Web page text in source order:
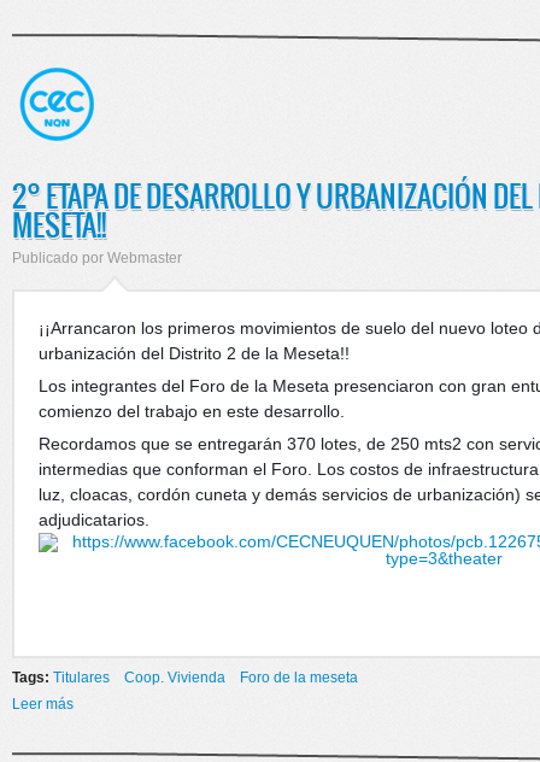
2° ETAPA DE DESARROLLO Y URBANIZACIÓN
MESETA!!
Publicado por Webmaster
¡¡Arrancaron los primeros movimientos de suelo del nuevo loteo
urbanización del Distrito 2 de la Meseta!!
Los integrantes del Foro de la Meseta presenciaron con gran
comienzo del trabajo en este desarrollo.
Recordamos que se entregarán 370 lotes, de 250 mts2 con
intermedias que conforman el Foro. Los costos de
luz, cloacas, cordón cuneta y demás servicios de urbanización)
adjudicatarios.
Tags: Titulares Coop. Vivienda
Foro de la meseta
Leer más